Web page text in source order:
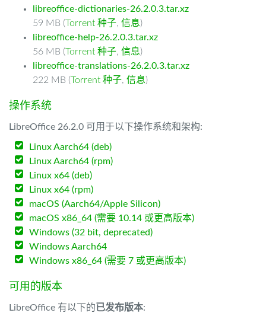
libreoffice-dictionaries-26.2.0.3.tar.xz
59 MB (Torrent 种子, 信息)
libreoffice-help-26.2.0.3.tar.xz
56 MB (Torrent 种子, 信息)
libreoffice-translations-26.2.0.3.tar.xz
222 MB (Torrent 种子, 信息)
操作系统
LibreOffice 26.2.0 可用于以下操作系统和架构:
Linux Aarch64 (deb)
Linux Aarch64 (rpm)
Linux x64 (deb)
Linux x64 (rpm)
macOS (Aarch64/Apple Silicon)
macOS x86_64 (需要 10.14 或更高版本)
Windows (32 bit, deprecated)
Windows Aarch64
Windows x86_64 (需要 7 或更高版本)
可用的版本
LibreOffice 有以下的已发布版本: